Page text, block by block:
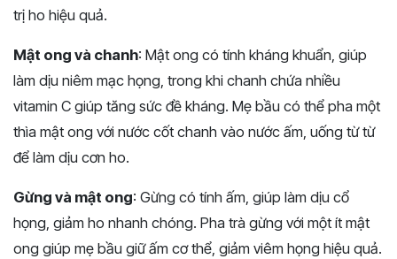
trị ho hiệu quả.
Mật ong và chanh: Mật ong có tính kháng khuẩn, giúp
làm dịu niêm mạc họng, trong khi chanh chứa nhiều
vitamin C giúp tăng sức đề kháng. Mẹ bầu có thể pha một
thìa mật ong với nước cốt chanh vào nước ấm, uống từ từ
để làm dịu cơn ho.
Gừng và mật ong: Gừng có tính ấm, giúp làm dịu cổ
họng, giảm ho nhanh chóng. Pha trà gừng với một ít mật
ong giúp mẹ bầu giữ ấm cơ thể, giảm viêm họng hiệu quả.